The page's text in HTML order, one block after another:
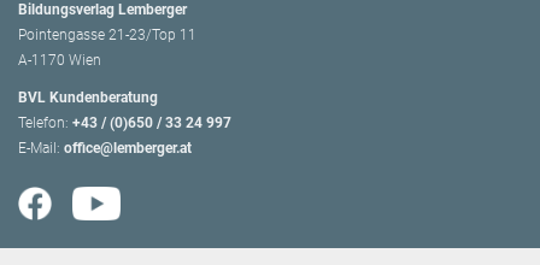
Bildungsverlag Lemberger
Pointengasse 21-23/Top 11
A-1170 Wien
BVL Kundenberatung
Telefon: +43 / (0)650 / 33 24 997
E-Mail: office@lemberger.at